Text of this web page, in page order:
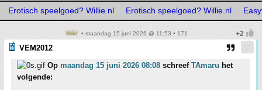
Erotisch speelgoed? Willie.nl Erotisch speelgoed? Willie.nl
• maandag 15 juni 2026 @ 11:53 • 171
VEM2012
Op maandag 15 juni 2026 08:08 schreef TAmaru het
volgende: